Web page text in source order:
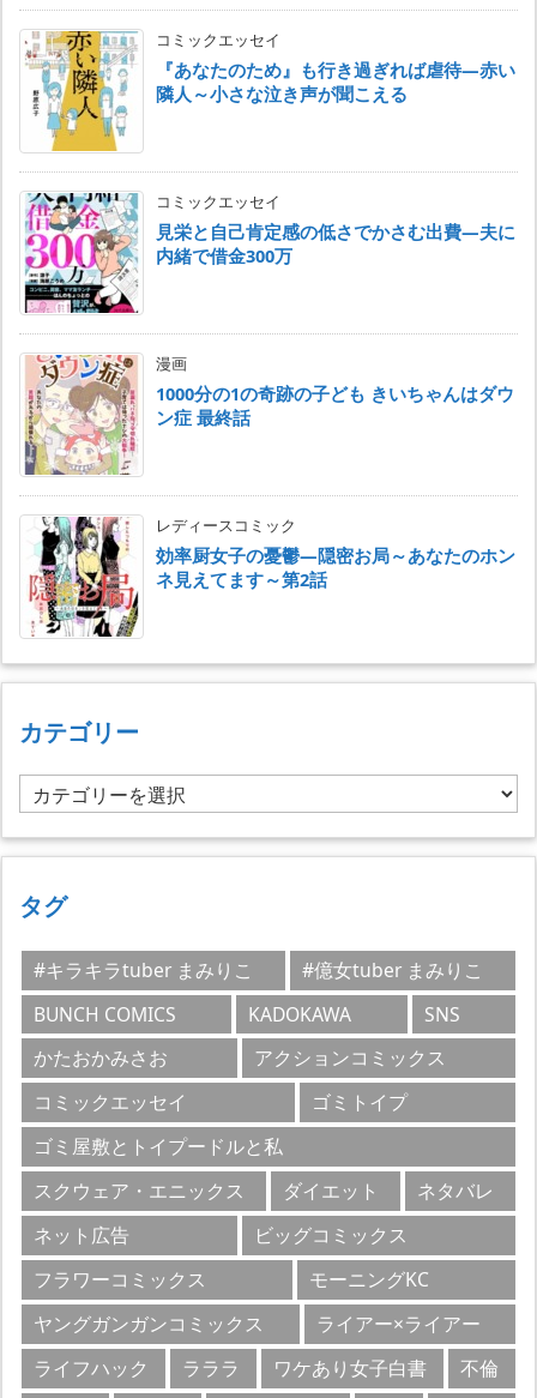
コミックエッセイ
『あなたのため』も行き過ぎれば虐待―赤い
隣人～小さな泣き声が聞こえる
コミックエッセイ
見栄と自己肯定感の低さでかさむ出費―夫に
内緒で借金300万
漫画
1000分の1の奇跡の子ども きいちゃんはダウ
ン症 最終話
レディースコミック
効率厨女子の憂鬱―隠密お局～あなたのホン
ネ見えてます～第2話
カテゴリー
カ
テ
ゴ
ー
タグ
#キラキラtuber まみりこ
#億女tuber まみりこ
BUNCH COMICS
KADOKAWA
SNS
かたおかみさお
アクションコミックス
コミックエッセイ
ゴミトイプ
ゴミ屋敷とトイプードルと私
スクウェア・エニックス
ダイエット
ネタバレ
ネット広告
ビッグコミックス
フラワーコミックス
モーニングKC
ヤングガンガンコミックス
ライアー×ライアー
ライフハック
ラララ ワケあり女子白書
不倫